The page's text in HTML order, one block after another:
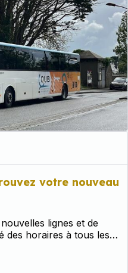
lignes et de
des horaires à tous les